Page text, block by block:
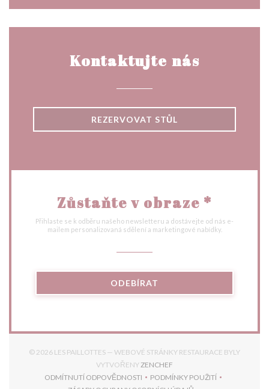
Kontaktujte nás
REZERVOVAT STŮL
Zůstaňte v obraze *
Přihlaste se k odběru našeho newsletteru a dostávejte od nás e-
mailem personalizovaná sdělení a marketingové nabídky.
ODEBÍRAT
© 2026 LES PAILLOTTES — WEBOVÉ STRÁNKY RESTAURACE BYLY
VYTVOŘENYZENCHEF
ODMÍTNUTÍ ODPOVĚDNOSTI
((OTEVŘE SE V NOVÉM OKNĚ))
PODMÍNKY POUŽITÍ
((OTEVŘE SE V NOVÉM